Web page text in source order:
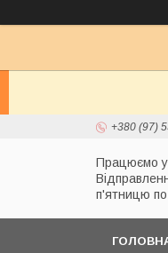
+380 (97)
Працюємо у
п'ятницю по